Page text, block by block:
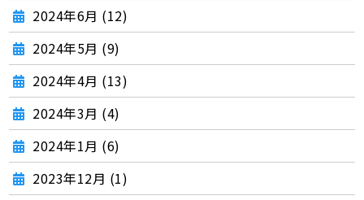
2024年6月 (12)
2024年5月 (9)
2024年4月 (13)
2024年3月 (4)
2024年1月 (6)
2023年12月 (1)